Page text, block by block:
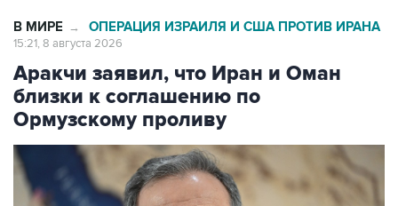
В МИРЕ → ОПЕРАЦИЯ ИЗРАИЛЯ И США ПРОТИВ ИРАНА
15:21, 8 августа 2026
Аракчи заявил, что Иран и Оман
близки к соглашению по
Ормузскому проливу